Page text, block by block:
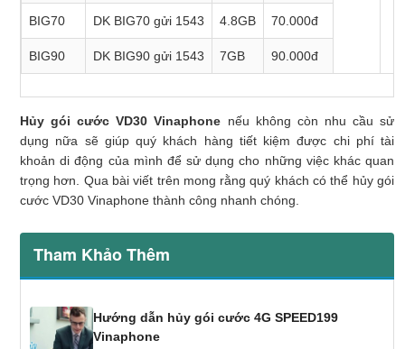
BIG70 DK BIG70 gửi 1543 4.8GB 70.000đ
BIG90 DK BIG90 gửi 1543 7GB 90.000đ
Hủy gói cước VD30 Vinaphone nếu không còn nhu cầu sử
dụng nữa sẽ giúp quý khách hàng tiết kiệm được chi phí tài
khoản di động của mình để sử dụng cho những việc khác quan
trọng hơn. Qua bài viết trên mong rằng quý khách có thể hủy gói
cước VD30 Vinaphone thành công nhanh chóng.
Tham Khảo Thêm
Hướng dẫn hủy gói cước 4G SPEED199
Vinaphone